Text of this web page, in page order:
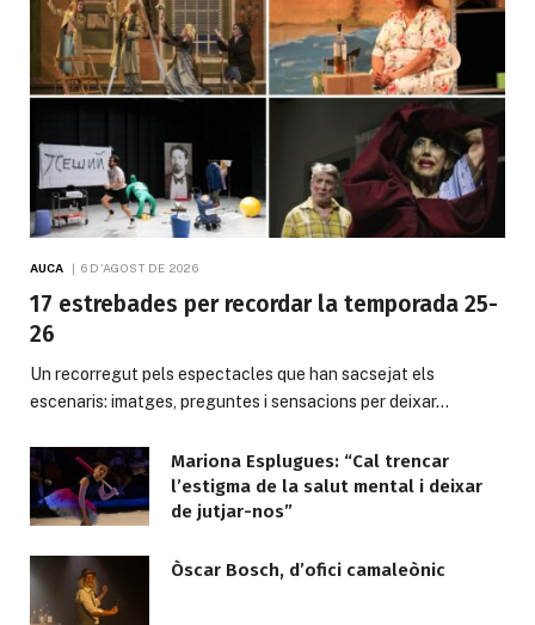
AUCA 6 D'AGOST DE 2026
17 estrebades per recordar la temporada 25-
26
Un recorregut pels espectacles que han sacsejat els
escenaris: imatges, preguntes i sensacions per deixar…
Mariona Esplugues: “Cal trencar
l’estigma de la salut mental i deixar
de jutjar-nos”
Òscar Bosch, d’ofici camaleònic